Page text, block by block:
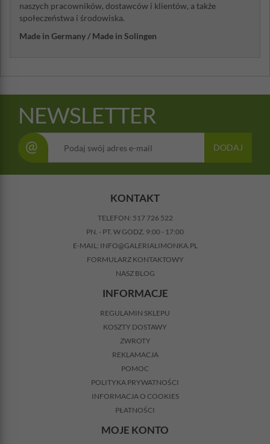
naszych pracowników, dostawców i klientów, a także
społeczeństwa i środowiska.
Made in Germany / Made in Solingen
NEWSLETTER
@ DODAJ
KONTAKT
TELEFON: 517 726 522
PN. - PT. W GODZ. 9:00 - 17:00
E-MAIL: INFO@GALERIALIMONKA.PL
FORMULARZ KONTAKTOWY
NASZ BLOG
INFORMACJE
REGULAMIN SKLEPU
KOSZTY DOSTAWY
ZWROTY
REKLAMACJA
POMOC
POLITYKA PRYWATNOŚCI
INFORMACJA O COOKIES
PŁATNOŚCI
MOJE KONTO